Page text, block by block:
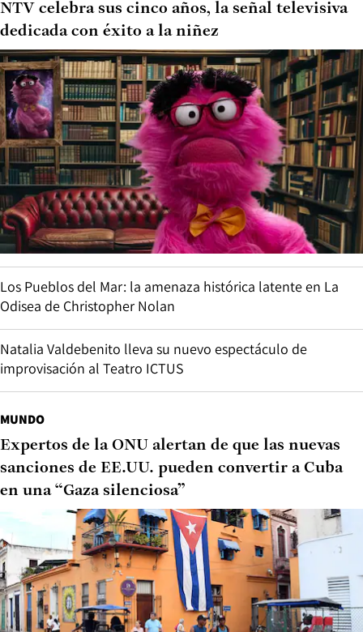
NTV celebra sus cinco años, la señal televisiva
dedicada con éxito a la niñez
Los Pueblos del Mar: la amenaza histórica latente en La
Odisea de Christopher Nolan
Natalia Valdebenito lleva su nuevo espectáculo de
improvisación al Teatro ICTUS
MUNDO
Expertos de la ONU alertan de que las nuevas
sanciones de EE.UU. pueden convertir a Cuba
en una “Gaza silenciosa”